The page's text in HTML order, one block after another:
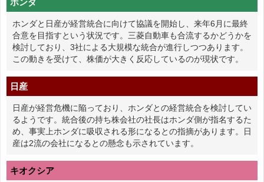
ホンダ
ホンダと日産が経営統合に向けて協議を開始し、来年6月に最終
合意を目指すという状況です。三菱自動車も合流するかどうかを
検討しており、3社による大規模な統合が進行しつつあります。
この動きを受けて、株価が大きく反応しているのが現状です。
日産
日産が経営危機に陥っており、ホンダとの経営統合を検討してい
るようです。統合後の持ち株会社の社長はホンダ側が指名するた
め、事実上ホンダに吸収される形になるとの指摘があります。日
産は2流の会社になるとの懸念も示されています。
キオクシア